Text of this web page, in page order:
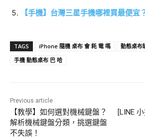
【手機】台灣三星手機哪裡買最便宜
TAGS iPhone 隨機 桌布 會 耗 電 嗎
動態桌布
手機 動態桌布 巴 哈
Previous article
【教學】如何選對機械鍵盤？
解析機械鍵盤分類，挑選鍵盤
不失誤！
[LINE